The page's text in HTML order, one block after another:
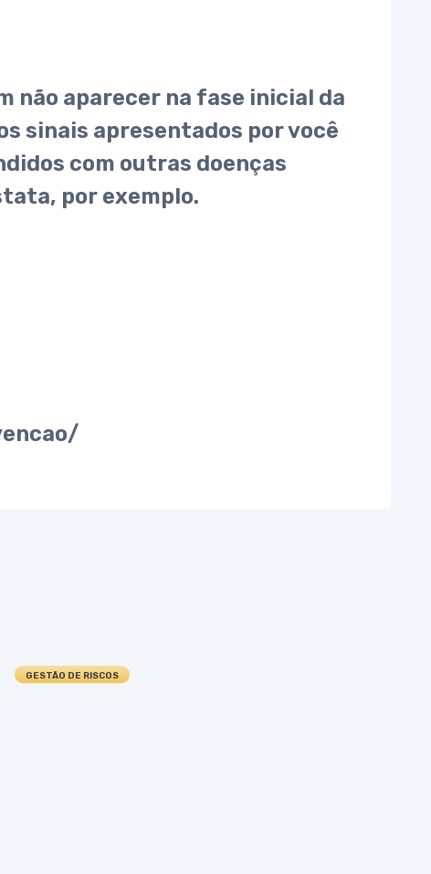
não aparecer na fase inicial da
sinais apresentados por você
com outras doenças
por exemplo.
GESTÃO DE RISCOS